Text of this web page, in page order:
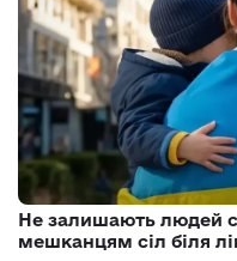
Не залишають людей
мешканцям сіл біля